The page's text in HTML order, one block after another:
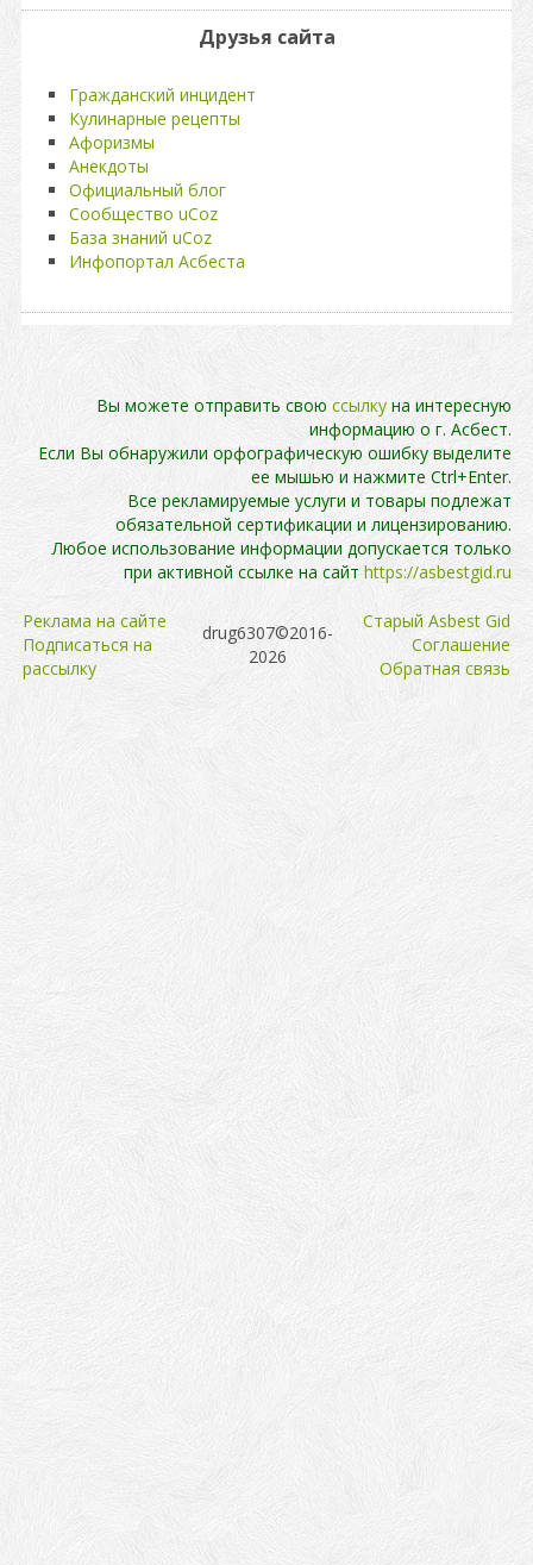
Друзья сайта
Гражданский инцидент
Кулинарные рецепты
Афоризмы
Анекдоты
Официальный блог
Сообщество uCoz
База знаний uCoz
Инфопортал Асбеста
Вы можете отправить свою ссылку на интересную
информацию о г. Асбест.
Если Вы обнаружили орфографическую ошибку выделите
ее мышью и нажмите Ctrl+Enter.
Все рекламируемые услуги и товары подлежат
обязательной сертификации и лицензированию.
Любое использование информации допускается только
при активной ссылке на сайт https://asbestgid.ru
Реклама на сайте
Подписаться на
рассылку
drug6307©2016-
2026
Cтарый Asbest Gid
Cоглашение
Обратная связь